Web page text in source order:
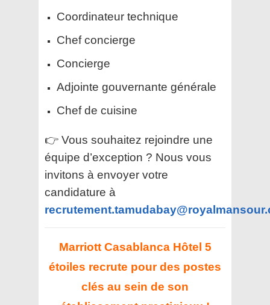
Coordinateur technique
Chef concierge
Concierge
Adjointe gouvernante générale
Chef de cuisine
👉 Vous souhaitez rejoindre une
équipe d’exception ? Nous vous
invitons à envoyer votre
candidature à
Marriott Casablanca Hôtel 5
étoiles recrute pour des postes
clés au sein de son